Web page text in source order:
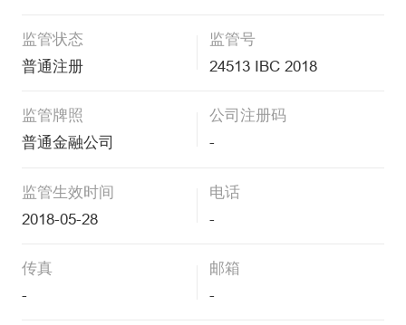
监管状态
普通注册
监管号
24513 IBC 2018
监管牌照
普通金融公司
公司注册码
-
监管生效时间
2018-05-28
电话
-
传真
-
邮箱
-